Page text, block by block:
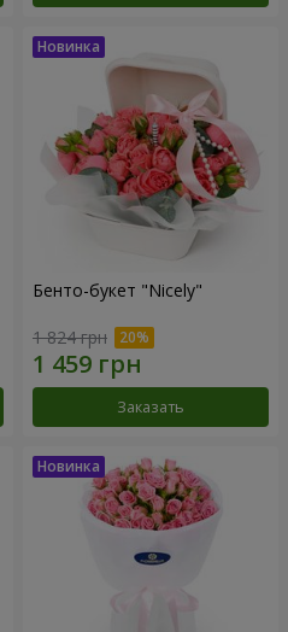
Бенто-букет "Nicely"
1 824 грн
Заказать